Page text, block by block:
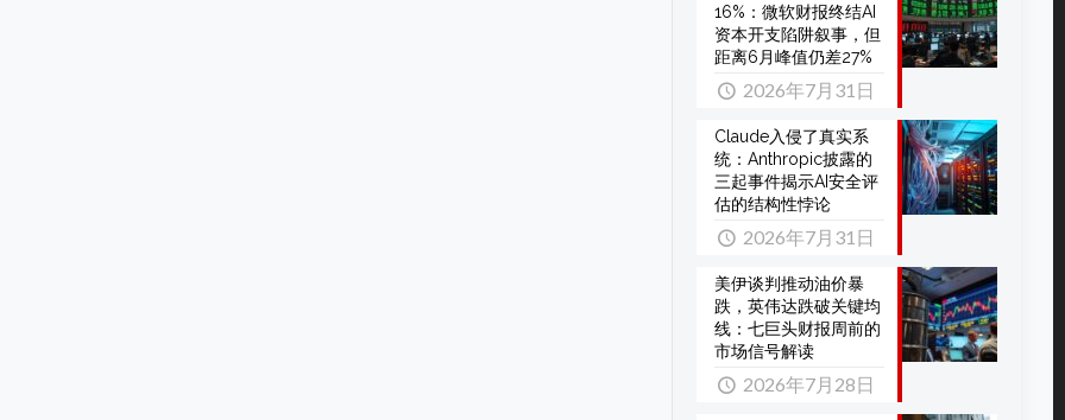
16%：微软财报终结AI
资本开支陷阱叙事，但
距离6月峰值仍差27%
2026年7月31日
Claude入侵了真实系
统：Anthropic披露的
三起事件揭示AI安全评
估的结构性悖论
2026年7月31日
美伊谈判推动油价暴
跌，英伟达跌破关键均
线：七巨头财报周前的
市场信号解读
2026年7月28日